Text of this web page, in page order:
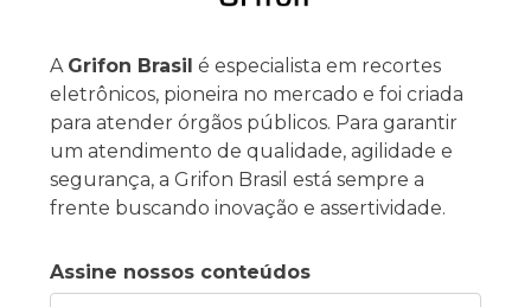
A Grifon Brasil é especialista em recortes
eletrônicos, pioneira no mercado e foi criada
para atender órgãos públicos. Para garantir
um atendimento de qualidade, agilidade e
segurança, a Grifon Brasil está sempre a
frente buscando inovação e assertividade.
Assine nossos conteúdos